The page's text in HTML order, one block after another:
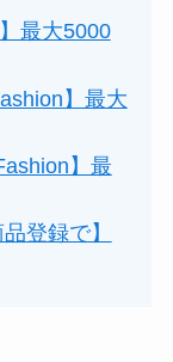
最大5000
】最大
】最
登録で】